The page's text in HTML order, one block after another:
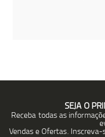
SEJA O
Receba todas as
Vendas e Ofertas.